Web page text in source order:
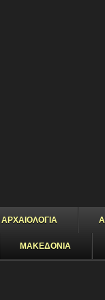
ΑΡΧΑΙΟΛΟΓΙΑ
ΜΑΚΕΔΟΝΙΑ